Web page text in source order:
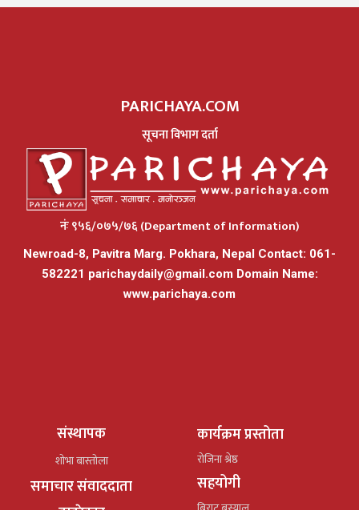
PARICHAYA.COM
सूचना विभाग दर्ता
नंः ९५६/०७५/७६ (Department of Information)
Newroad-8, Pavitra Marg. Pokhara, Nepal Contact: 061-
582221 parichaydaily@gmail.comDomain Name:
www.parichaya.com
संस्थापक
शोभा बास्तोला
समाचार संवाददाता
कार्यक्रम प्रस्तोता
रोजिना श्रेष्ठ
सहयोगी